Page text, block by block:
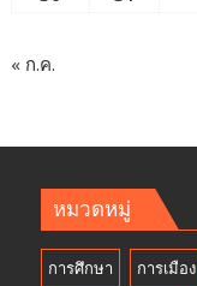
« ก.ค.
หมวดหมู่
การศึกษา การเมือง